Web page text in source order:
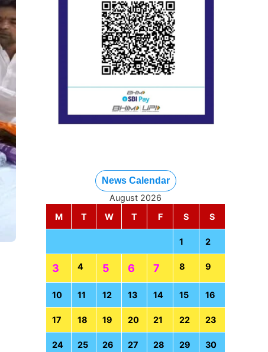
News Calendar
August 2026
M
T W T F S S
1 2
3 4 5 6 7 8 9
10 11 12 13 14 15 16
17 18 19 20 21 22 23
24 25 26 27 28 29 30